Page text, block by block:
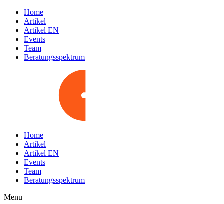
Home
Artikel
Artikel EN
Events
Team
Beratungsspektrum
Home
Artikel
Artikel EN
Events
Team
Beratungsspektrum
Menu